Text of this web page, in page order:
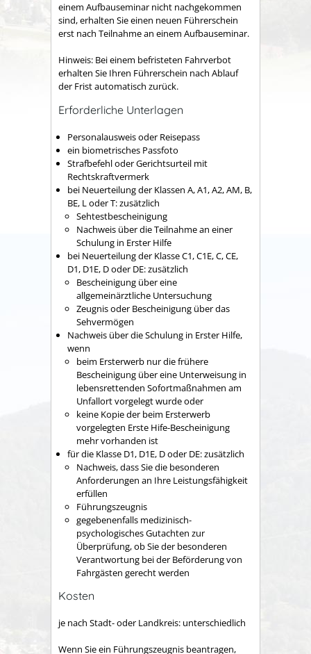
einem Aufbauseminar nicht nachgekommen
sind, erhalten Sie einen neuen Führerschein
erst nach Teilnahme an einem Aufbauseminar.
Hinweis: Bei einem befristeten Fahrverbot
erhalten Sie Ihren Führerschein nach Ablauf
der Frist automatisch zurück.
Erforderliche Unterlagen
Personalausweis oder Reisepass
ein biometrisches Passfoto
Strafbefehl oder Gerichtsurteil mit
Rechtskraftvermerk
bei Neuerteilung der Klassen A, A1, A2, AM, B,
BE, L oder T: zusätzlich
Sehtestbescheinigung
Nachweis über die Teilnahme an einer
Schulung in Erster Hilfe
bei Neuerteilung der Klasse C1, C1E, C, CE,
D1, D1E, D oder DE: zusätzlich
Bescheinigung über eine
allgemeinärztliche Untersuchung
Zeugnis oder Bescheinigung über das
Sehvermögen
Nachweis über die Schulung in Erster Hilfe,
wenn
beim Ersterwerb nur die frühere
Bescheinigung über eine Unterweisung in
lebensrettenden Sofortmaßnahmen am
Unfallort vorgelegt wurde oder
keine Kopie der beim Ersterwerb
vorgelegten Erste Hife-Bescheinigung
mehr vorhanden ist
für die Klasse D1, D1E, D oder DE: zusätzlich
Nachweis, dass Sie die besonderen
Anforderungen an Ihre Leistungsfähigkeit
erfüllen
Führungszeugnis
gegebenenfalls medizinisch-
psychologisches Gutachten zur
Überprüfung, ob Sie der besonderen
Verantwortung bei der Beförderung von
Fahrgästen gerecht werden
Kosten
je nach Stadt- oder Landkreis: unterschiedlich
Wenn Sie ein Führungszeugnis beantragen,